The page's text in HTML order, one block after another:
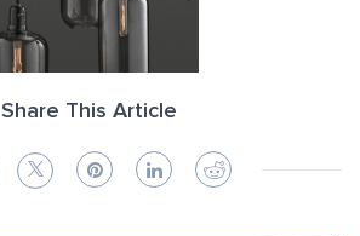
Share This Article